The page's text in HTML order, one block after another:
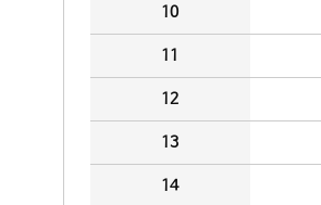
10
11
12
13
14